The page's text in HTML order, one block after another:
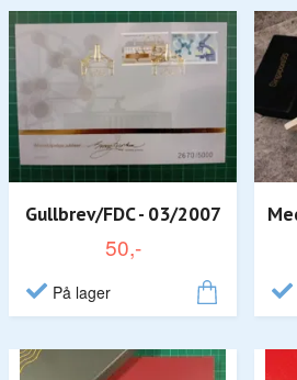
Gullbrev/FDC - 03/2007
50,-
På lager